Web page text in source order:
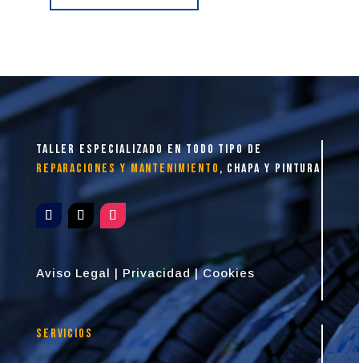
taller especializado en todo tipo de
reparaciones y mantenimiento , chapa y pintura
Aviso Legal | Privacidad|Cookies
Servicios